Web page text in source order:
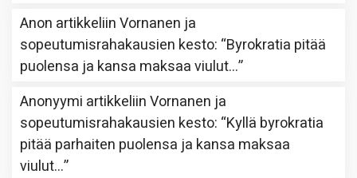
Anon artikkeliinVornanen ja
sopeutumisrahakausien kesto: “Byrokratia pitää
puolensa ja kansa maksaa viulut…”
Anonyymi artikkeliinVornanen ja
sopeutumisrahakausien kesto: “Kyllä byrokratia
pitää parhaiten puolensa ja kansa maksaa
viulut…”